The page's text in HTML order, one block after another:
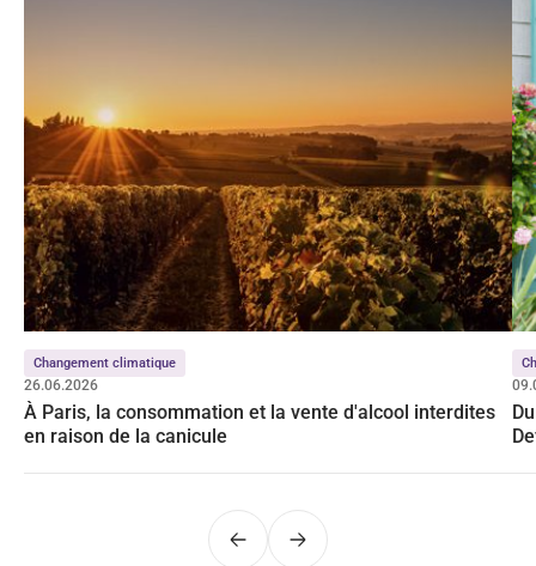
Changement climatique
26.06.2026
À Paris, la consommation et la vente d'alcool interdites
en raison de la canicule
PrécédentSuivant